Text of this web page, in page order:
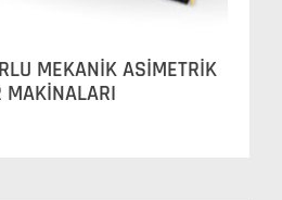
MEKANİK ASİMETRİK
MAKİNALARI